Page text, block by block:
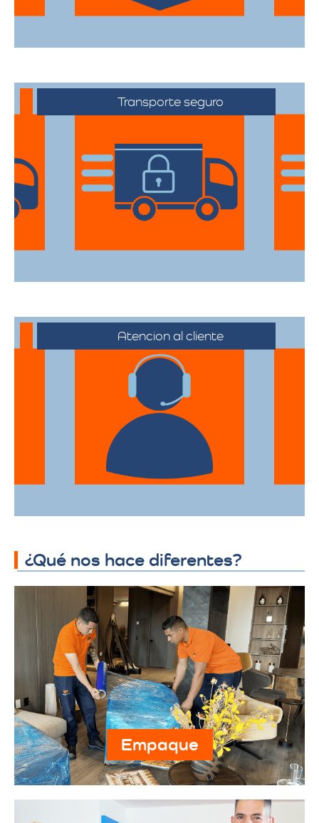
Transporte seguro
Los vehículos están equipados con
tecnología avanzada para asegurar que
cada artículo llegue en perfecto estado a
su destino.
Atencion al cliente
Desde el primer contacto hasta la
finalización de la mudanza, se ofrece un
servicio al cliente excepcional,
adaptándose a sus horarios y
necesidades específicas.
¿Qué nos hace diferentes?
Empaque